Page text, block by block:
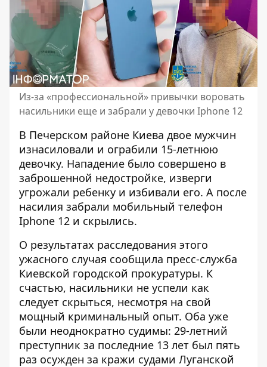
Из-за «профессиональной» привычки воровать
насильники еще и забрали у девочки Iphone 12
В Печерском районе Киева двое мужчин
изнасиловали и ограбили 15-летнюю
девочку. Нападение было совершено в
заброшенной недостройке, изверги
угрожали ребенку и избивали его. А после
насилия забрали мобильный телефон
Iphone 12 и скрылись.
О результатах расследования этого
ужасного случая сообщила пресс-служба
Киевской городской прокуратуры. К
счастью, насильники не успели как
следует скрыться, несмотря на свой
мощный криминальный опыт. Оба уже
были неоднократно судимы: 29-летний
преступник за последние 13 лет был пять
раз осужден за кражи судами Луганской